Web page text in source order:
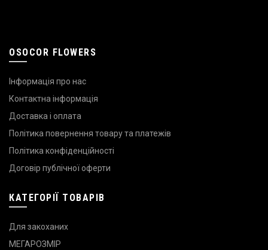
OSOCOR FLOWERS
Інформація про нас
Контактна інформація
Доставка і оплата
Політика повернення товару та платежів
Політика конфіденційності
Договір публічної оферти
КАТЕГОРІЇ ТОВАРІВ
Для закоханих
МЕГАРОЗМІР